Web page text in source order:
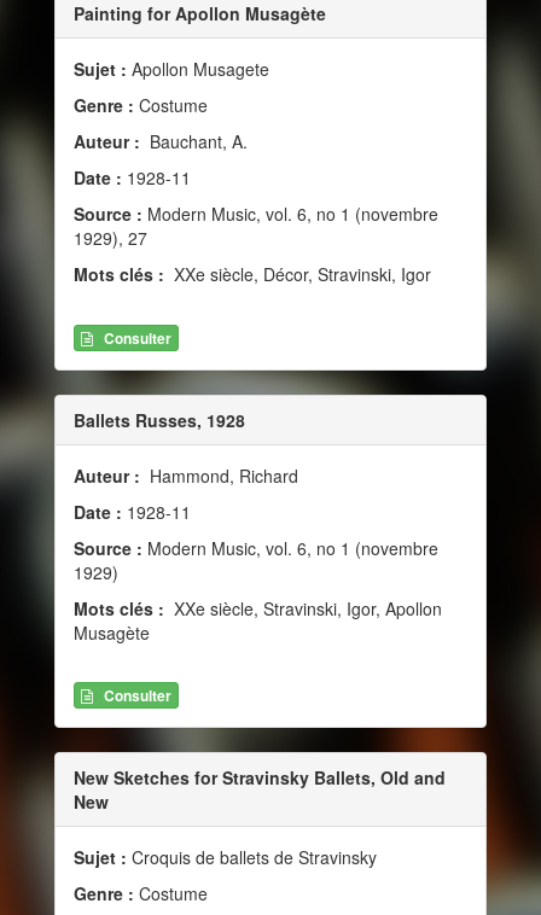
Painting for Apollon Musagète
Sujet : Apollon Musagete
Genre : Costume
Auteur : Bauchant, A.
Date : 1928-11
Source : Modern Music, vol. 6, no 1 (novembre
1929), 27
Mots clés : XXe siècle, Décor, Stravinski, Igor
Consulter
Ballets Russes, 1928
Auteur : Hammond, Richard
Date : 1928-11
Source : Modern Music, vol. 6, no 1 (novembre
1929)
Mots clés : XXe siècle, Stravinski, Igor, Apollon
Musagète
Consulter
New Sketches for Stravinsky Ballets, Old and
New
Sujet : Croquis de ballets de Stravinsky
Genre : Costume